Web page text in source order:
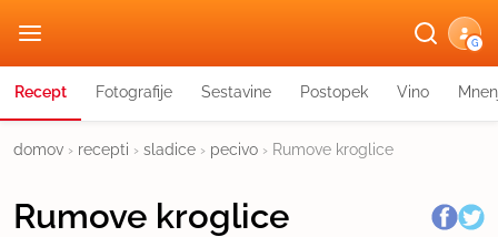
G
Recept Fotografije Sestavine Postopek Vino
domov › recepti › sladice › pecivo › Rumove kroglice
Rumove kroglice